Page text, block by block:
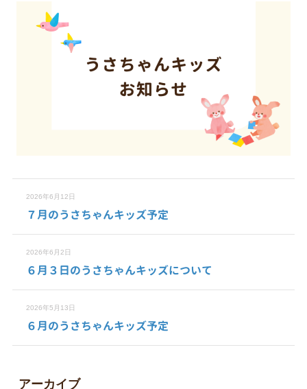
2026年6月12日
７月のうさちゃんキッズ予定
2026年6月2日
６月３日のうさちゃんキッズについて
2026年5月13日
６月のうさちゃんキッズ予定
アーカイブ